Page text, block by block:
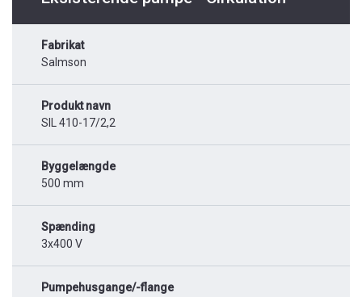
Fabrikat
Salmson
Produkt navn
SIL 410-17/2,2
Byggelængde
500 mm
Spænding
3x400 V
Pumpehusgange/-flange